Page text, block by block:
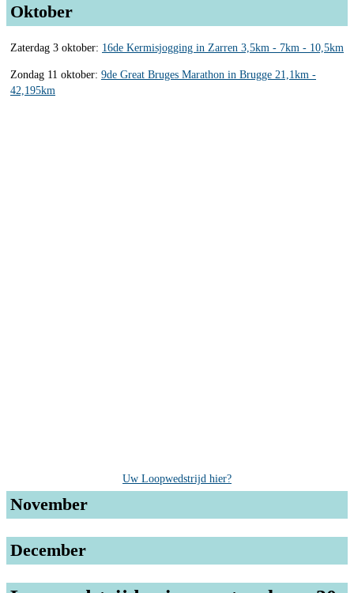
Oktober
Zaterdag 3 oktober: 16de Kermisjogging in Zarren 3,5km - 7km - 10,5km
Zondag 11 oktober: 9de Great Bruges Marathon in Brugge 21,1km -
42,195km
Uw Loopwedstrijd hier?
November
December